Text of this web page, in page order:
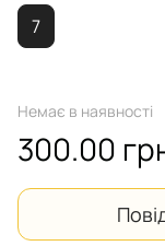
7
Немає в наявності
300.00